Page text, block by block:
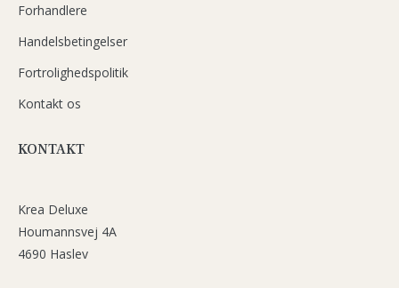
Forhandlere
Handelsbetingelser
Fortrolighedspolitik
Kontakt os
KONTAKT
Krea Deluxe
Houmannsvej 4A
4690 Haslev